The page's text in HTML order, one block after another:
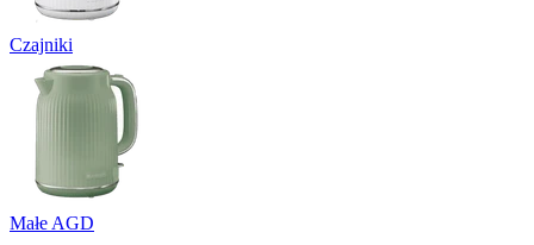
Czajniki
Małe AGD